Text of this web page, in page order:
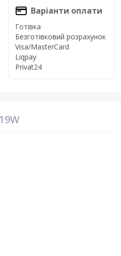
Варіанти оплати
Готівка
Безготівковий розрахунок
Visa/MasterCard
Liqpay
Privat24